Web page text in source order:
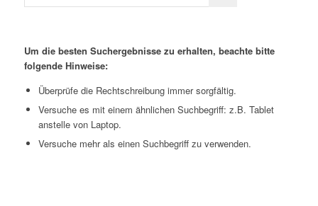
Um die besten Suchergebnisse zu erhalten, beachte bitte
folgende Hinweise:
Überprüfe die Rechtschreibung immer sorgfältig.
Versuche es mit einem ähnlichen Suchbegriff: z.B. Tablet
anstelle von Laptop.
Versuche mehr als einen Suchbegriff zu verwenden.